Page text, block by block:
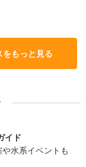
もっと見る
イド
水系イベントも